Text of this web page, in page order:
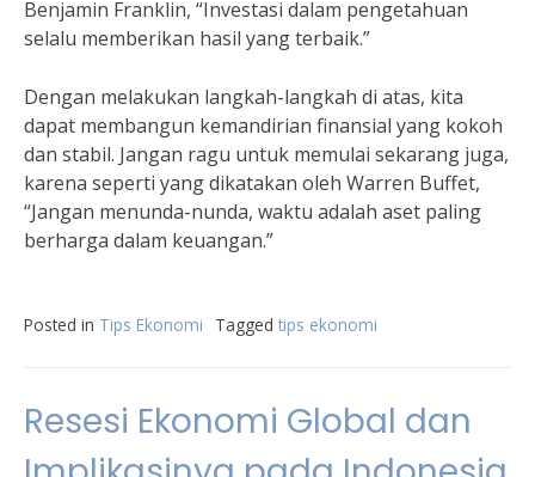
Benjamin Franklin, “Investasi dalam pengetahuan
selalu memberikan hasil yang terbaik.”
Dengan melakukan langkah-langkah di atas, kita
dapat membangun kemandirian finansial yang kokoh
dan stabil. Jangan ragu untuk memulai sekarang juga,
karena seperti yang dikatakan oleh Warren Buffet,
“Jangan menunda-nunda, waktu adalah aset paling
berharga dalam keuangan.”
Posted in Tips Ekonomi Tagged tips ekonomi
Resesi Ekonomi Global dan